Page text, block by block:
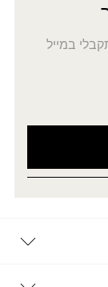
במייל